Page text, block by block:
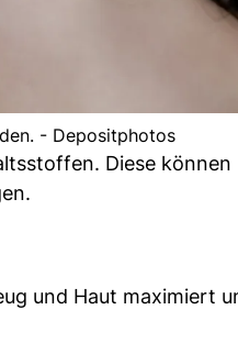
- Depositphotos
Diese können
und Haut maximiert